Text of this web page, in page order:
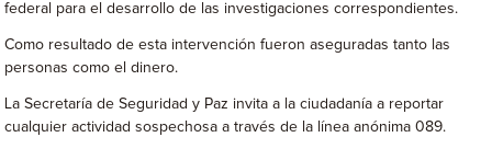
federal para el desarrollo de las investigaciones correspondientes.
Como resultado de esta intervención fueron aseguradas tanto las
personas como el dinero.
La Secretaría de Seguridad y Paz invita a la ciudadanía a reportar
cualquier actividad sospechosa a través de la línea anónima 089.